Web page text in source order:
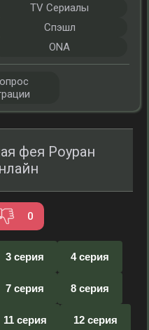
фея Роуран
0
3 серия 4 серия
7 серия 8 серия
11 серия 12 серия
TV Сериалы
Спэшл
ONA